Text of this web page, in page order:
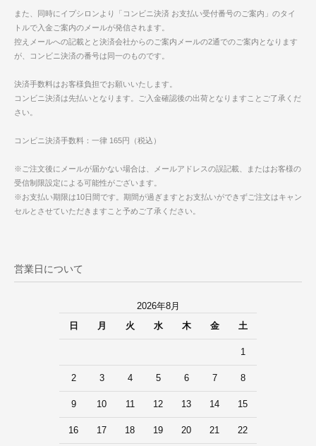
また、同時にイプシロンより「コンビニ決済 お支払い受付番号のご案内」のタイ
トルで入金ご案内のメールが発信されます。
控えメールへの記載とと決済会社からのご案内メールの2通でのご案内となります
が、コンビニ決済の番号は同一のものです。
決済手数料はお客様負担でお願いいたします。
コンビニ決済は先払いとなります。ご入金確認後の出荷となりますことご了承くだ
さい。
コンビニ決済手数料：一律 165円（税込）
※ご注文後にメールが届かない場合は、メールアドレスの誤記載、またはお客様の
受信制限設定による可能性がございます。
※お支払い期限は10日間です。期間が過ぎますとお支払いができずご注文はキャン
セルとさせていただきますこと予めご了承ください。
営業日について
2026年8月
日
月 火 水 木 金 土
1
2 3 4 5 6 7 8
9 10 11 12 13 14 15
16 17 18 19 20 21 22